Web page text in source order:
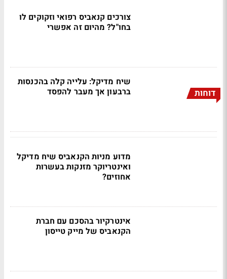
צורכים קנאביס רפואי וזקוקים לו
בחו"ל? מהיום זה אפשרי
דוחות
שיח מדיקל: עלייה קלה בהכנסות
ברבעון אך מעבר להפסד
מדוע מניות הקנאביס שיח מדיקל
ואינטריוקר מזנקות בעשרות
אחוזים?
אינטרקיור בהסכם עם חברת
הקנאביס של מייק טייסון